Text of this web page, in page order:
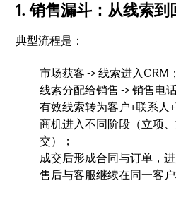
1. 销售漏斗：从线索
典型流程是：
市场获客 -> 线索进入CRM；
线索分配给销售 -> 销售电
有效线索转为客户+联系人+
商机进入不同阶段（立项
交）；
成交后形成合同与订单，进
售后与客服继续在同一客